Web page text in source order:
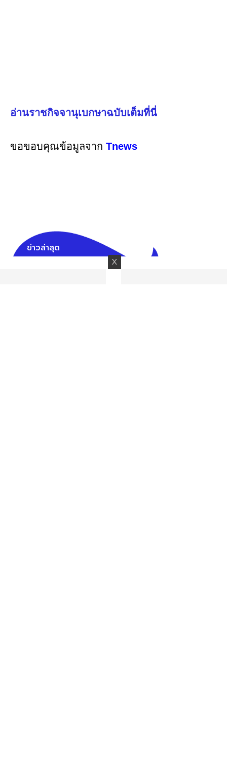
อ่านราชกิจจานุเบกษาฉบับเต็มที่นี่
ขอขอบคุณข้อมูลจาก Tnews
ข่าวล่าสุด